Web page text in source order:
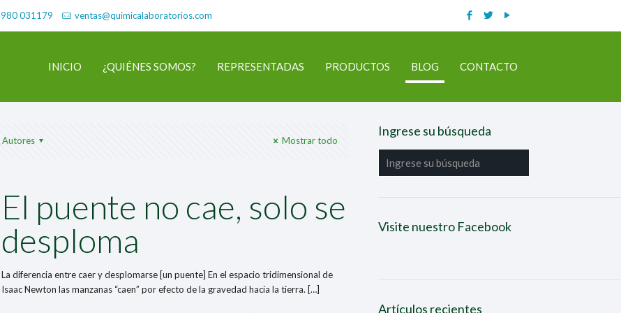
980 031179 ventas@quimicalaboratorios.com
INICIO ¿QUIÉNES SOMOS? REPRESENTADAS PRODUCTOS BLOG CONTACTO
Autores Mostrar todo
El puente no cae, solo se
desploma
La diferencia entre caer y desplomarse [un puente] En el espacio tridimensional de
Isaac Newton las manzanas “caen” por efecto de la gravedad hacia la tierra. […]
Ingrese su búsqueda
Visite nuestro Facebook
Artículos recientes